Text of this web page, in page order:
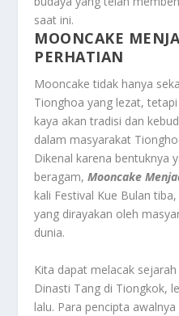
saat ini.
MOONCAKE
PERHATIAN
Mooncake tidak hanya
Tionghoa yang lezat,
kaya akan tradisi dan
dalam masyarakat
Dikenal karena bentuknya
beragam, Mooncake
kali Festival Kue Bulan
yang dirayakan oleh
dunia.
Kita dapat melacak
Dinasti Tang di Tiongkok,
lalu. Para pencipta